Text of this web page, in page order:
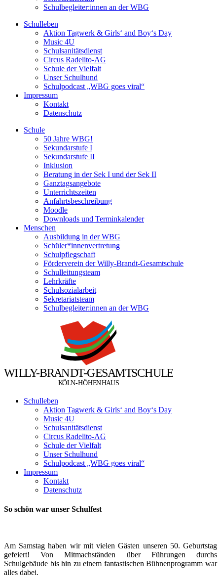
Schulbegleiter:innen an der WBG
Schulleben
Aktion Tagwerk & Girls‘ and Boy‘s Day
Music 4U
Schulsanitätsdienst
Circus Radelito-AG
Schule der Vielfalt
Unser Schulhund
Schulpodcast „WBG goes viral“
Impressum
Kontakt
Datenschutz
Schule
50 Jahre WBG!
Sekundarstufe I
Sekundarstufe II
Inklusion
Beratung in der Sek I und der Sek II
Ganztagsangebote
Unterrichtszeiten
Anfahrtsbeschreibung
Moodle
Downloads und Terminkalender
Menschen
Ausbildung in der WBG
Schüler*innenvertretung
Schulpflegschaft
Förderverein der Willy-Brandt-Gesamtschule
Schulleitungsteam
Lehrkräfte
Schulsozialarbeit
Sekretariatsteam
Schulbegleiter:innen an der WBG
WILLY-BRANDT-GESAMTSCHULE
KÖLN-HÖHENHAUS
Schulleben
Aktion Tagwerk & Girls‘ and Boy‘s Day
Music 4U
Schulsanitätsdienst
Circus Radelito-AG
Schule der Vielfalt
Unser Schulhund
Schulpodcast „WBG goes viral“
Impressum
Kontakt
Datenschutz
So schön war unser Schulfest
Am Samstag haben wir mit vielen Gästen unseren 50. Geburtstag
gefeiert! Von Mitmachständen über Führungen durchs
Schulgebäude bis hin zu einem fantastischen Bühnenprogramm war
alles dabei.